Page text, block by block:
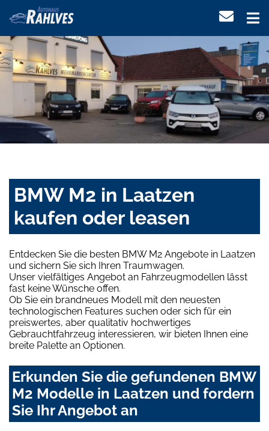
BMW M2 in Laatzen
kaufen oder leasen
Entdecken Sie die besten BMW M2 Angebote in Laatzen
und sichern Sie sich Ihren Traumwagen.
Unser vielfältiges Angebot an Fahrzeugmodellen lässt
fast keine Wünsche offen.
Ob Sie ein brandneues Modell mit den neuesten
technologischen Features suchen oder sich für ein
preiswertes, aber qualitativ hochwertiges
Gebrauchtfahrzeug interessieren, wir bieten Ihnen eine
breite Palette an Optionen.
Erkunden Sie die gefundenen BMW
M2 Modelle in Laatzen und fordern
Sie Ihr Angebot an